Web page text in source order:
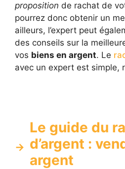
proposition de rachat de
pourrez donc obtenir un
ailleurs, l’expert peut
des conseils sur la
vos biens en argent. Le
avec un expert est simple,
Le guide du
d’argent :
argent